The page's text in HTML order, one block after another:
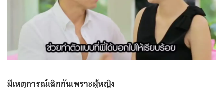
มีเหตุการณ์เลิกกันเพราะผู้หญิง